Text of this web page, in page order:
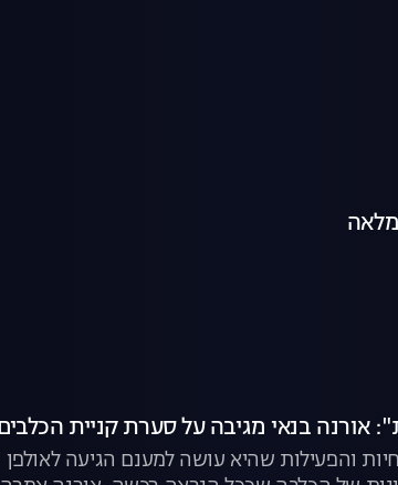
אורנה בנאי מגיבה על סערת קניית
והפעילות שהיא עושה למענם הגיעה